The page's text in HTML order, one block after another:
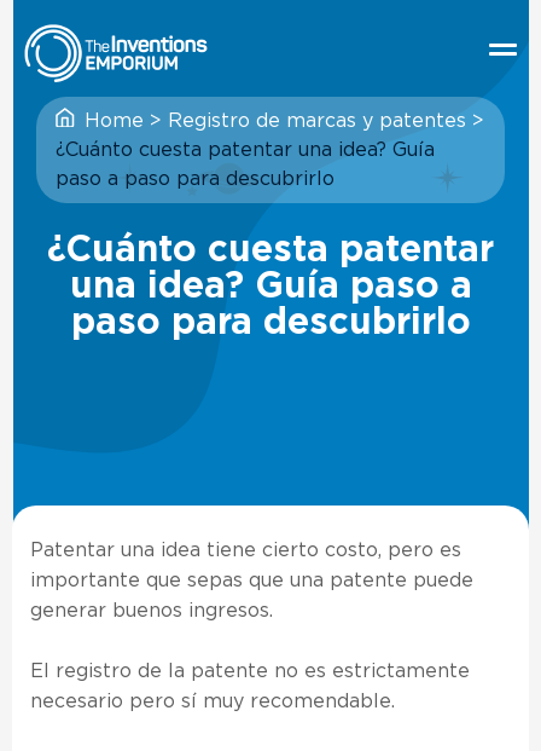
Home > Registro de marcas y patentes >
¿Cuánto cuesta patentar una idea? Guía
paso a paso para descubrirlo
¿Cuánto cuesta patentar
una idea? Guía paso a
paso para descubrirlo
Patentar una idea tiene cierto costo, pero es
importante que sepas que una patente puede
generar buenos ingresos.
El registro de la patente no es estrictamente
necesario pero sí muy recomendable.